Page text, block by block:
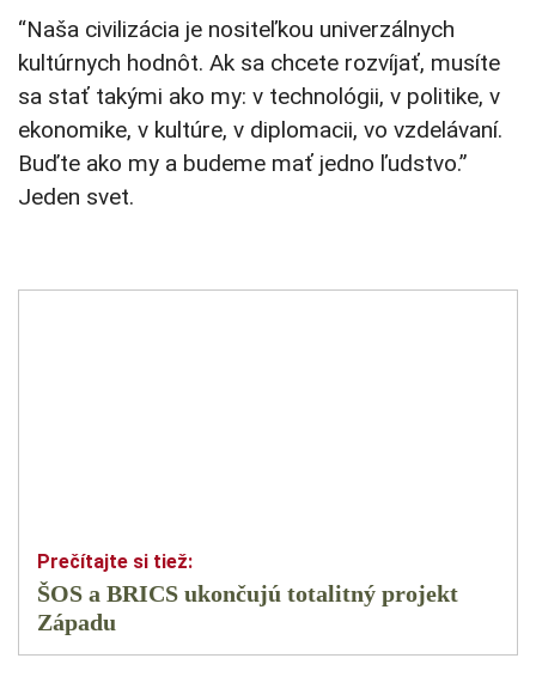
“Naša civilizácia je nositeľkou univerzálnych
kultúrnych hodnôt. Ak sa chcete rozvíjať, musíte
sa stať takými ako my: v technológii, v politike, v
ekonomike, v kultúre, v diplomacii, vo vzdelávaní.
Buďte ako my a budeme mať jedno ľudstvo.”
Jeden svet.
ŠOS a BRICS ukončujú totalitný projekt
Západu